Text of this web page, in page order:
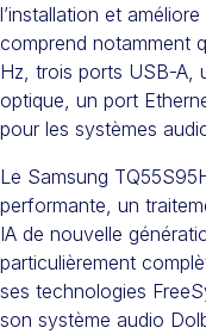
l’installation et
comprend notamment
Hz, trois ports USB-A,
optique, un port
pour les systèmes
Le Samsung
performante, un
IA de nouvelle
particulièrement
ses technologies
son système audio